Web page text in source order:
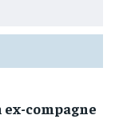
ex-compagne